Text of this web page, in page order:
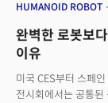
HUMANOID ROBOT
완벽한 로봇보
이유
미국 CES부터 스페
전시회에서는 공통된